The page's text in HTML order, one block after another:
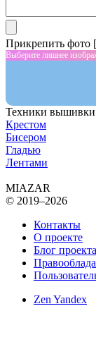
Прикрепить фото
Выберите лишнее
Техники вышивки
Крестом
Бисером
Гладью
Лентами
MIAZAR
© 2019–2026
Контакты
О проекте
Блог проекта
Zen Yandex